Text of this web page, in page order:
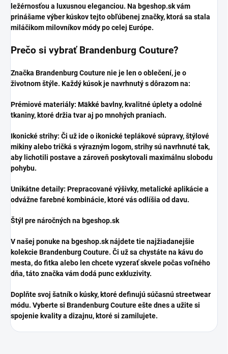
ležérnosťou a luxusnou eleganciou. Na bgeshop.sk vám
prinášame výber kúskov tejto obľúbenej značky, ktorá sa stala
miláčikom milovníkov módy po celej Európe.
​Prečo si vybrať Brandenburg Couture?
​Značka Brandenburg Couture nie je len o oblečení, je o
životnom štýle. Každý kúsok je navrhnutý s dôrazom na:
​Prémiové materiály: Mäkké bavlny, kvalitné úplety a odolné
tkaniny, ktoré držia tvar aj po mnohých praniach.
​Ikonické strihy: Či už ide o ikonické teplákové súpravy, štýlové
mikiny alebo tričká s výrazným logom, strihy sú navrhnuté tak,
aby lichotili postave a zároveň poskytovali maximálnu slobodu
pohybu.
​Unikátne detaily: Prepracované výšivky, metalické aplikácie a
odvážne farebné kombinácie, ktoré vás odlíšia od davu.
​Štýl pre náročných na bgeshop.sk
​V našej ponuke na bgeshop.sk nájdete tie najžiadanejšie
kolekcie Brandenburg Couture. Či už sa chystáte na kávu do
mesta, do fitka alebo len chcete vyzerať skvele počas voľného
dňa, táto značka vám dodá punc exkluzivity.
​Doplňte svoj šatník o kúsky, ktoré definujú súčasnú streetwear
módu. Vyberte si Brandenburg Couture ešte dnes a užite si
spojenie kvality a dizajnu, ktoré si zamilujete.